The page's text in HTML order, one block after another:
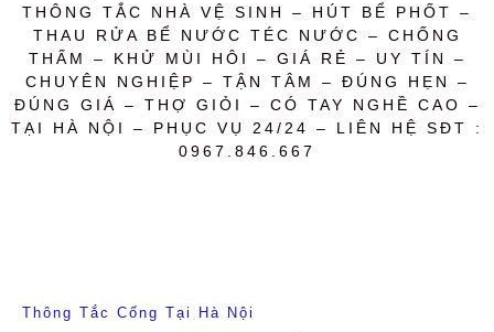
THÔNG TẮC NHÀ VỆ SINH – HÚT BỂ PHỐT –
THAU RỬA BỂ NƯỚC TÉC NƯỚC – CHỐNG
THẤM – KHỬ MÙI HÔI – GIÁ RẺ – UY TÍN –
CHUYÊN NGHIỆP – TẬN TÂM – ĐÚNG HẸN –
ĐÚNG GIÁ – THỢ GIỎI – CÓ TAY NGHỀ CAO –
TẠI HÀ NỘI – PHỤC VỤ 24/24 – LIÊN HỆ SĐT :
0967.846.667
Thông Tắc Cống Tại Hà Nội